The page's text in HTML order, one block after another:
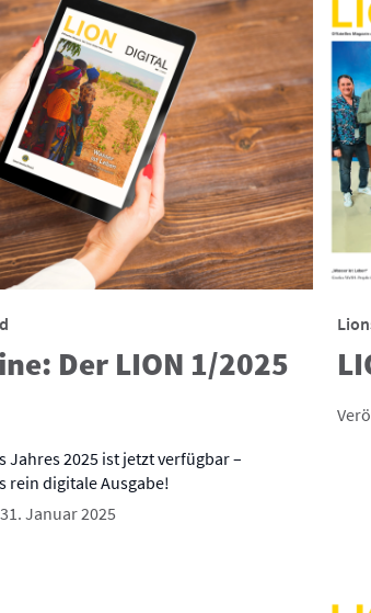
Der LION 1/2025
Jahres 2025 ist jetzt verfügbar –
rein digitale Ausgabe!
Januar 2025